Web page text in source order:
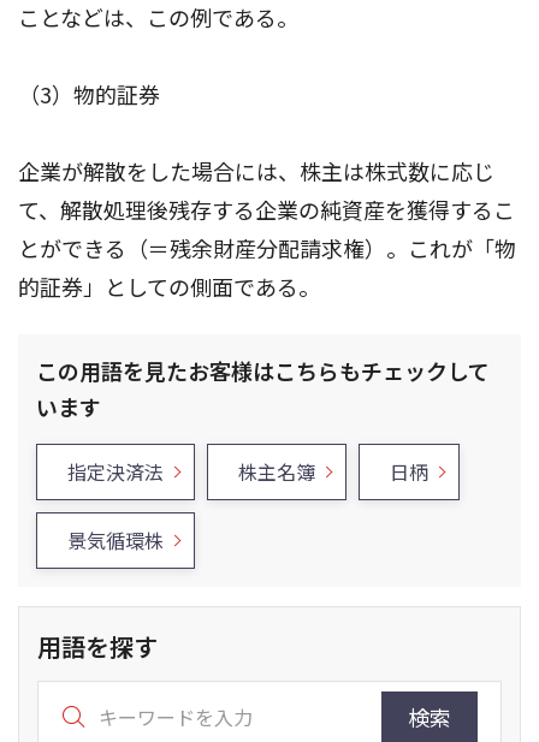
ことなどは、この例である。
（3）物的証券
企業が解散をした場合には、株主は株式数に応じ
て、解散処理後残存する企業の純資産を獲得するこ
とができる（＝残余財産分配請求権）。これが「物
的証券」としての側面である。
この用語を見たお客様はこちらもチェックして
います
指定決済法 株主名簿 日柄
景気循環株
用語を探す
検索